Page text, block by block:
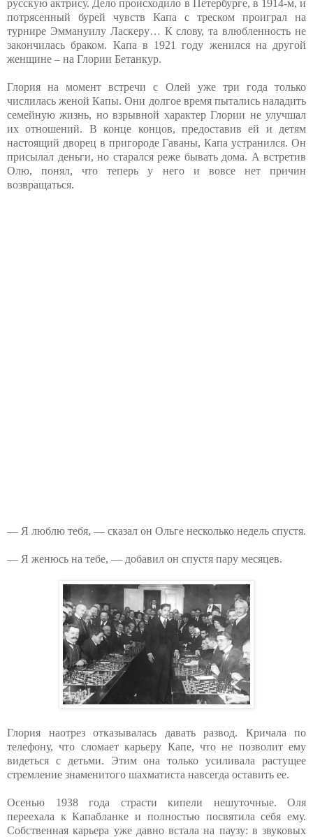
русскую актрису. Дело происходило в Петербурге, в 1914-м, и
потрясенный бурей чувств Капа с треском проиграл на
турнире Эммануилу Ласкеру… К слову, та влюбленность не
закончилась браком. Капа в 1921 году женился на другой
женщине – на Глории Бетанкур.
Глория на момент встречи с Олей уже три года только
числилась женой Капы. Они долгое время пытались наладить
семейную жизнь, но взрывной характер Глории не улучшал
их отношений. В конце концов, предоставив ей и детям
настоящий дворец в пригороде Гаваны, Капа устранился. Он
присылал деньги, но старался реже бывать дома. А встретив
Олю, понял, что теперь у него и вовсе нет причин
возвращаться.
— Я люблю тебя, — сказал он Ольге несколько недель спустя.
— Я женюсь на тебе, — добавил он спустя пару месяцев.
Глория наотрез отказывалась давать развод. Кричала по
телефону, что сломает карьеру Капе, что не позволит ему
видеться с детьми. Этим она только усиливала растущее
стремление знаменитого шахматиста навсегда оставить ее.
Осенью 1938 года страсти кипели нешуточные. Оля
переехала к Капабланке и полностью посвятила себя ему.
Собственная карьера уже давно встала на паузу: в звуковых